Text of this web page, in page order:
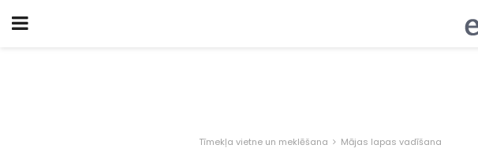
Tīmekļa vietne un meklēšana Mājas lapas vadīšana